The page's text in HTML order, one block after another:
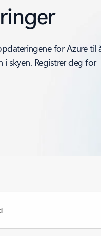
for Azure til
skyen. Registrer deg for